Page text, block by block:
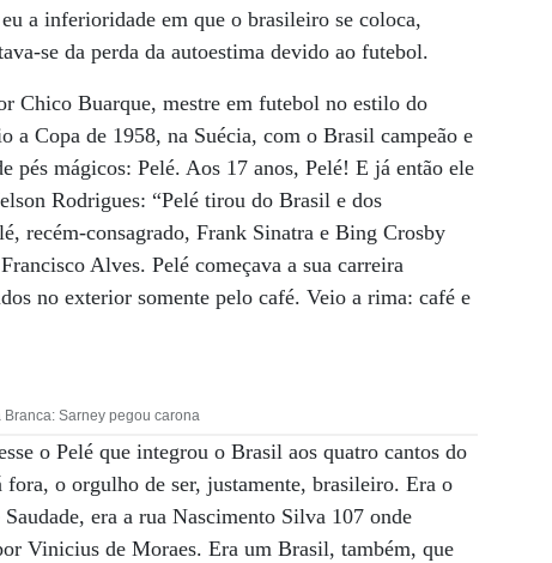
a inferioridade em que o brasileiro se coloca,
se da perda da autoestima devido ao futebol.
Chico Buarque, mestre em futebol no estilo do
a Copa de 1958, na Suécia, com o Brasil campeão e
pés mágicos: Pelé. Aos 17 anos, Pelé! E já então ele
Rodrigues: “Pelé tirou do Brasil e dos
recém-consagrado, Frank Sinatra e Bing Crosby
Alves. Pelé começava a sua carreira
no exterior somente pelo café. Veio a rima: café e
Sarney pegou carona
o Pelé que integrou o Brasil aos quatro cantos do
o orgulho de ser, justamente, brasileiro. Era o
era a rua Nascimento Silva 107 onde
Vinicius de Moraes. Era um Brasil, também, que